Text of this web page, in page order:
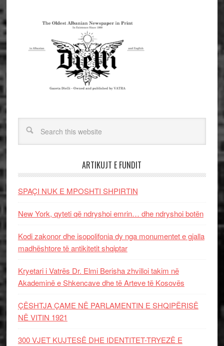
ARTIKUJT E FUNDIT
SPAÇI NUK E MPOSHTI SHPIRTIN
New York, qyteti që ndryshoi emrin… dhe ndryshoi botën
Kodi zakonor dhe isopolifonia dy nga monumentet e gjalla
madhështore të antikitetit shqiptar
Kryetari i Vatrës Dr. Elmi Berisha zhvilloi takim në
Akademinë e Shkencave dhe të Arteve të Kosovës
ÇËSHTJA ÇAME NË PARLAMENTIN E SHQIPËRISË
NË VITIN 1921
300 VJET KUJTESË DHE IDENTITET-TRYEZË E